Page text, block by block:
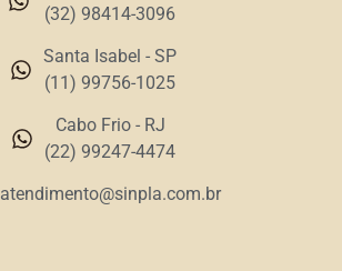
(32) 98414-3096
Santa Isabel - SP
(11) 99756-1025
Cabo Frio - RJ
(22) 99247-4474
atendimento@sinpla.com.br